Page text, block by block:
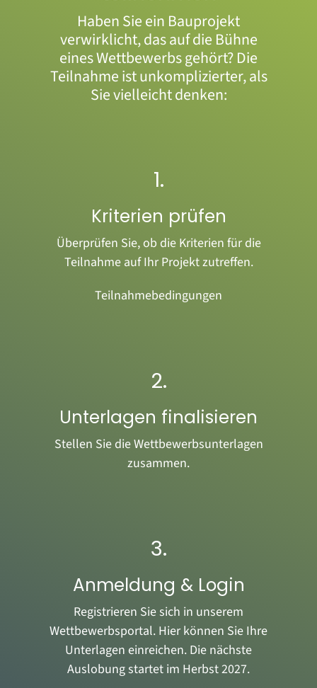
Haben Sie ein Bauprojekt
verwirklicht, das auf die Bühne
eines Wettbewerbs gehört? Die
Teilnahme ist unkomplizierter, als
Sie vielleicht denken:
1.
Kriterien prüfen
Überprüfen Sie, ob die Kriterien für die
Teilnahme auf Ihr Projekt zutreffen.
Teilnahmebedingungen
2.
Unterlagen finalisieren
Stellen Sie die Wettbewerbsunterlagen
zusammen.
3.
Anmeldung & Login
Registrieren Sie sich in unserem
Wettbewerbsportal. Hier können Sie Ihre
Unterlagen einreichen. Die nächste
Auslobung startet im Herbst 2027.